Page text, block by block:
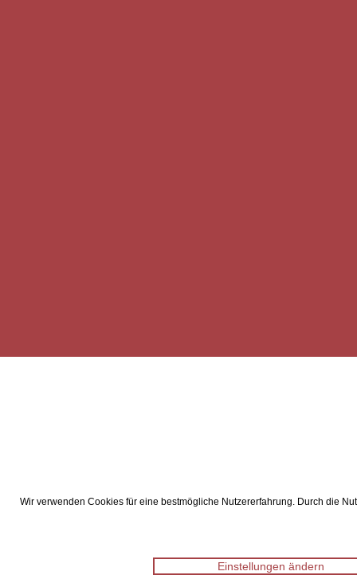
Wir verwenden Cookies für eine bestmögliche Nutzererfahrung. Durch die
Einstellungen ändern